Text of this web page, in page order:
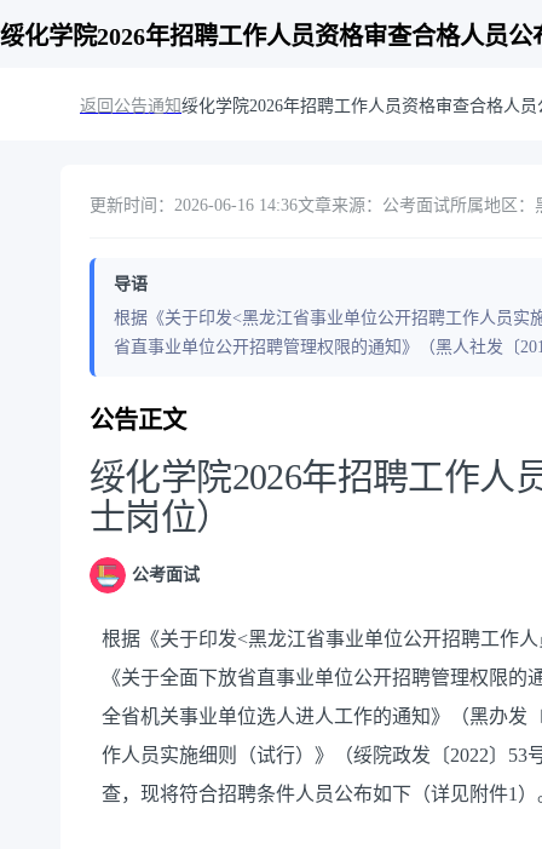
绥化学院2026年招聘工作人员资格审查合格人员公
返回公告通知绥化学院2026年招聘工作人员资格审查合格人
更新时间：2026-06-16 14:36文章来源：公考面试所属地区：
导语
根据《关于印发<黑龙江省事业单位公开招聘工作人员实
省直事业单位公开招聘管理权限的通知》（黑人社发〔
公告正文
绥化学院2026年招聘工作人
士岗位）
公考面试
根据《关于印发<黑龙江省事业单位公开招聘工作
《关于全面下放省直事业单位公开招聘管理权限
全省机关事业单位选人进人工作的通知》（黑办发
作人员实施细则（试行）》（绥院政发〔2022〕
查，现将符合招聘条件人员公布如下（详见附件1）